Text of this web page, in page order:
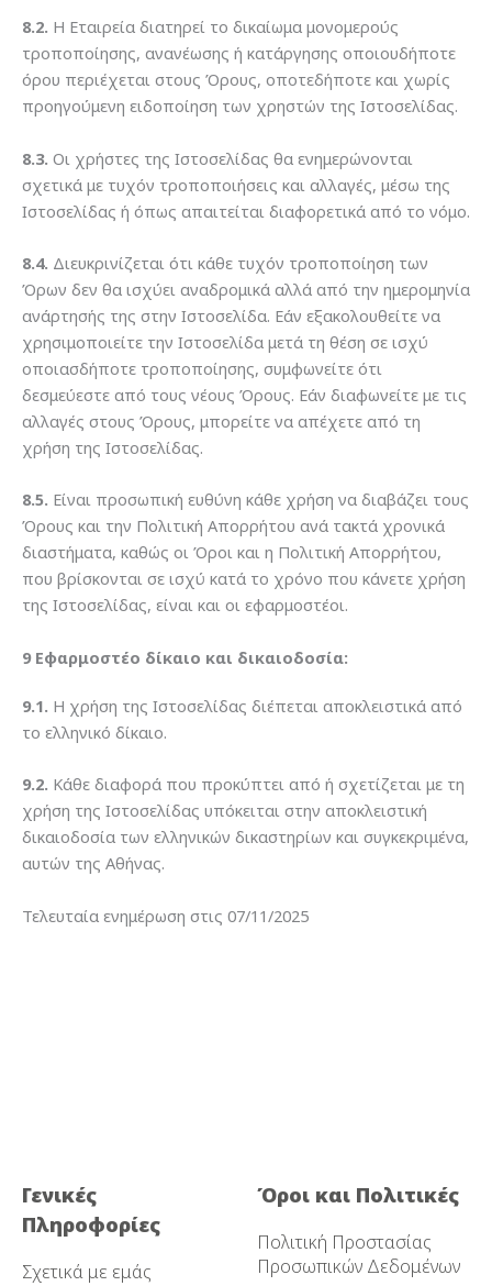
8.2. Η Εταιρεία διατηρεί το δικαίωμα μονομερούς
τροποποίησης, ανανέωσης ή κατάργησης οποιουδήποτε
όρου περιέχεται στους Όρους, οποτεδήποτε και χωρίς
προηγούμενη ειδοποίηση των χρηστών της Ιστοσελίδας.
8.3. Οι χρήστες της Ιστοσελίδας θα ενημερώνονται
σχετικά με τυχόν τροποποιήσεις και αλλαγές, μέσω της
Ιστοσελίδας ή όπως απαιτείται διαφορετικά από το νόμο.
8.4. Διευκρινίζεται ότι κάθε τυχόν τροποποίηση των
Όρων δεν θα ισχύει αναδρομικά αλλά από την ημερομηνία
ανάρτησής της στην Ιστοσελίδα. Εάν εξακολουθείτε να
χρησιμοποιείτε την Ιστοσελίδα μετά τη θέση σε ισχύ
οποιασδήποτε τροποποίησης, συμφωνείτε ότι
δεσμεύεστε από τους νέους Όρους. Εάν διαφωνείτε με τις
αλλαγές στους Όρους, μπορείτε να απέχετε από τη
χρήση της Ιστοσελίδας.
8.5. Είναι προσωπική ευθύνη κάθε χρήση να διαβάζει τους
Όρους και την Πολιτική Απορρήτου ανά τακτά χρονικά
διαστήματα, καθώς οι Όροι και η Πολιτική Απορρήτου,
που βρίσκονται σε ισχύ κατά το χρόνο που κάνετε χρήση
της Ιστοσελίδας, είναι και οι εφαρμοστέοι.
9 Εφαρμοστέο δίκαιο και δικαιοδοσία:
9.1. Η χρήση της Ιστοσελίδας διέπεται αποκλειστικά από
το ελληνικό δίκαιο.
9.2. Κάθε διαφορά που προκύπτει από ή σχετίζεται με τη
χρήση της Ιστοσελίδας υπόκειται στην αποκλειστική
δικαιοδοσία των ελληνικών δικαστηρίων και συγκεκριμένα,
αυτών της Αθήνας.
Τελευταία ενημέρωση στις 07/11/2025
Γενικές
Πληροφορίες
Σχετικά με εμάς
Όροι και Πολιτικές
Πολιτική Προστασίας
Προσωπικών Δεδομένων